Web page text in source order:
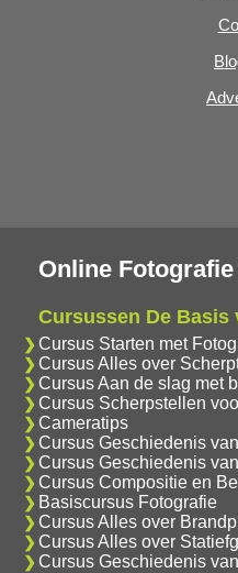
Online
Cursussen De Basis
Cursus Starten met
Cursus Alles over
Cursus Aan de slag met
Cursus Scherpstellen
Cameratips
Cursus Geschiedenis
Cursus Geschiedenis
Cursus Compositie en
Basiscursus Fotografie
Cursus Alles over
Cursus Alles over
Cursus Geschiedenis